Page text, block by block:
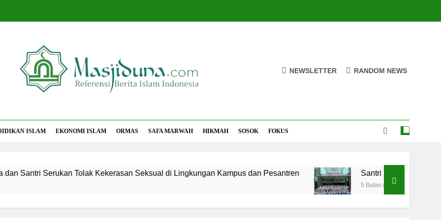
NEWSLETTER RANDOM NEWS
ISLAM EKONOMI ISLAM ORMAS SAFA MARWAH HIKMAH SOSOK FOKUS
Serukan Tolak Kekerasan Seksual di Lingkungan Kampus dan Pesantren Santri MANPK Surakarta
5 Bulan Ago